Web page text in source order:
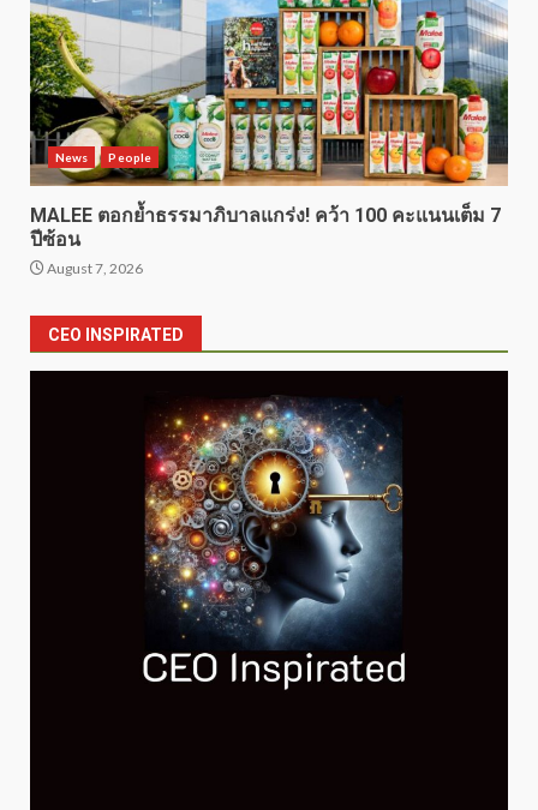
News People
MALEE ตอกย้ำธรรมาภิบาลแกร่ง! คว้า 100 คะแนนเต็ม 7
ปีซ้อน
August 7, 2026
CEO INSPIRATED